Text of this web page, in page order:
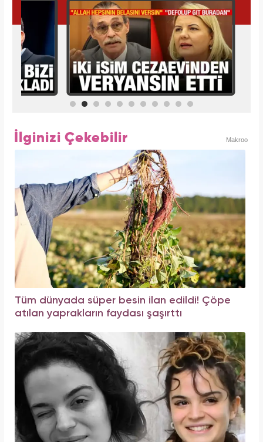
İlginizi Çekebilir Makroo
Tüm dünyada süper besin ilan edildi! Çöpe
atılan yaprakların faydası şaşırttı